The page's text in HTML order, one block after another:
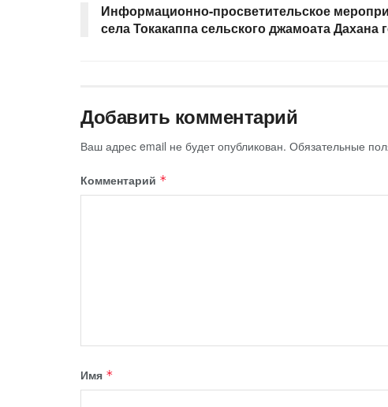
Информационно-просветительское
села Токакаппа сельского джамоата Дахана
Добавить комментарий
Ваш адрес email не будет опубликован. Обязательные
Комментарий *
Имя *